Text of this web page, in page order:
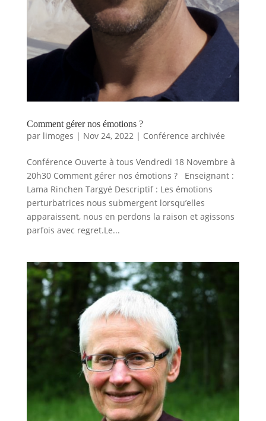
Comment gérer nos émotions ?
par limoges | Nov 24, 2022| Conférence archivée
Conférence Ouverte à tous Vendredi 18 Novembre à
20h30 Comment gérer nos émotions ? Enseignant :
Lama Rinchen Targyé Descriptif : Les émotions
perturbatrices nous submergent lorsqu’elles
apparaissent, nous en perdons la raison et agissons
parfois avec regret.Le...